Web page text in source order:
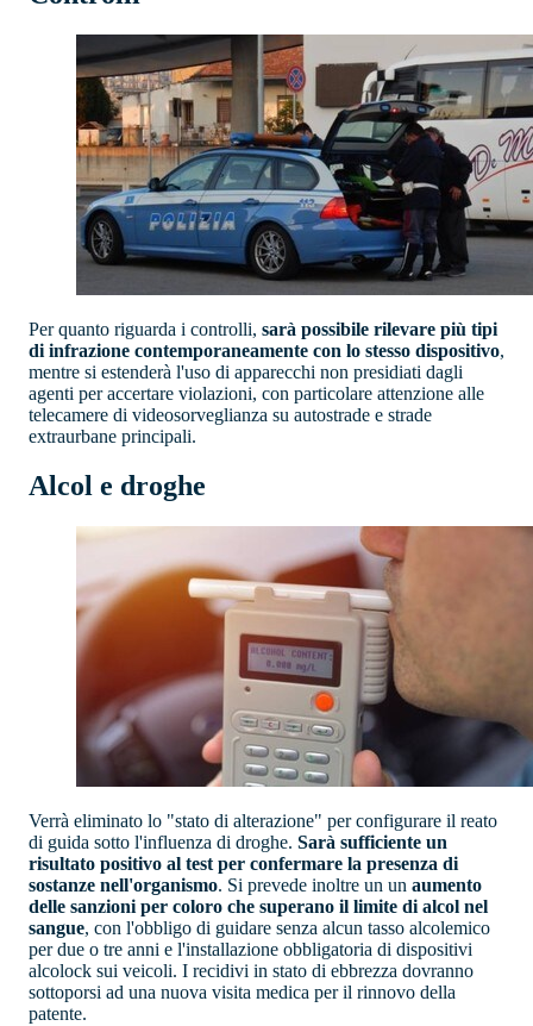
Per quanto riguarda i controlli, sarà possibile rilevare più tipi
di infrazione contemporaneamente con lo stesso dispositivo,
mentre si estenderà l'uso di apparecchi non presidiati dagli
agenti per accertare violazioni, con particolare attenzione alle
telecamere di videosorveglianza su autostrade e strade
extraurbane principali.
Alcol e droghe
Verrà eliminato lo "stato di alterazione" per configurare il reato
di guida sotto l'influenza di droghe. Sarà sufficiente un
risultato positivo al test per confermare la presenza di
sostanze nell'organismo. Si prevede inoltre un un aumento
delle sanzioni per coloro che superano il limite di alcol nel
sangue, con l'obbligo di guidare senza alcun tasso alcolemico
per due o tre anni e l'installazione obbligatoria di dispositivi
alcolock sui veicoli. I recidivi in stato di ebbrezza dovranno
sottoporsi ad una nuova visita medica per il rinnovo della
patente.